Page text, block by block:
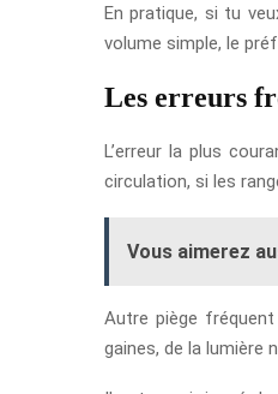
En pratique, si tu
volume simple, le
Les erreurs
L’erreur la plus
circulation, si les
Vous aimerez
Autre piège
gaines, de la lumière